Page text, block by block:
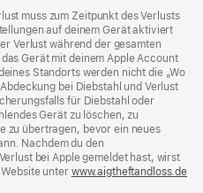
muss zum Zeit­punkt des Verlusts
auf deinem Gerät aktiviert
Verlust während der gesamten
Gerät mit deinem Apple Account
Standorts werden nicht die „Wo
bei Diebstahl und Verlust
für Diebstahl oder
Gerät zu löschen, zu
zu übertragen, bevor ein neues
Nachdem du den
bei Apple gemeldet hast, wirst
unter www.aigtheftandloss.de